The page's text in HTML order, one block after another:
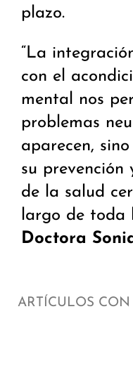
plazo.
“La
con el
mental nos
problemas
aparecen,
su prevención
de la salud
largo de toda
Doctora
ARTÍCULOS